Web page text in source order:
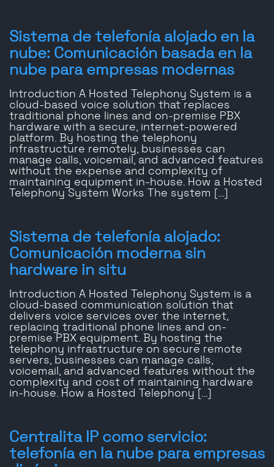
Sistema de telefonía alojado en la
nube: Comunicación basada en la
nube para empresas modernas
Introduction A Hosted Telephony System is a
cloud-based voice solution that replaces
traditional phone lines and on-premise PBX
hardware with a secure, internet-powered
platform. By hosting the telephony
infrastructure remotely, businesses can
manage calls, voicemail, and advanced features
without the expense and complexity of
maintaining equipment in-house. How a Hosted
Telephony System Works The system […]
Sistema de telefonía alojado:
Comunicación moderna sin
hardware in situ
Introduction A Hosted Telephony System is a
cloud-based communication solution that
delivers voice services over the internet,
replacing traditional phone lines and on-
premise PBX equipment. By hosting the
telephony infrastructure on secure remote
servers, businesses can manage calls,
voicemail, and advanced features without the
complexity and cost of maintaining hardware
in-house. How a Hosted Telephony […]
Centralita IP como servicio:
telefonía en la nube para empresas